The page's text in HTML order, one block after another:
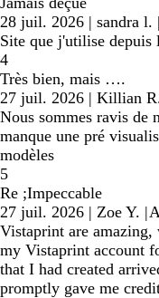
28 juil. 2026 | sandra l. |
Site que j'utilise depuis
4
Très bien, mais ….
27 juil. 2026 | Killian
Nous sommes ravis de
manque une pré
modèles
5
Re ;Impeccable
27 juil. 2026 | Zoe Y. |
Vistaprint are amazing,
my Vistaprint account
that I had created
promptly gave me